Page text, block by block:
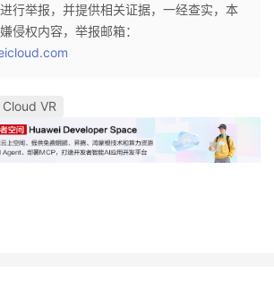
行举报，并提供相关证据，一经查实，本
侵权内容，举报邮箱：
Cloud VR